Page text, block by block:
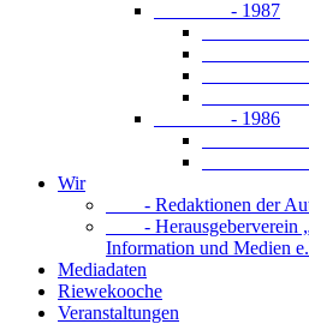
- 1987
- 01-
- 02-
- 03-
- 04-
- 1986
- 01-
- 02-
Wir
- Redaktionen der
- Herausgeberverein
Information und Medien
Mediadaten
Riewekooche
Veranstaltungen